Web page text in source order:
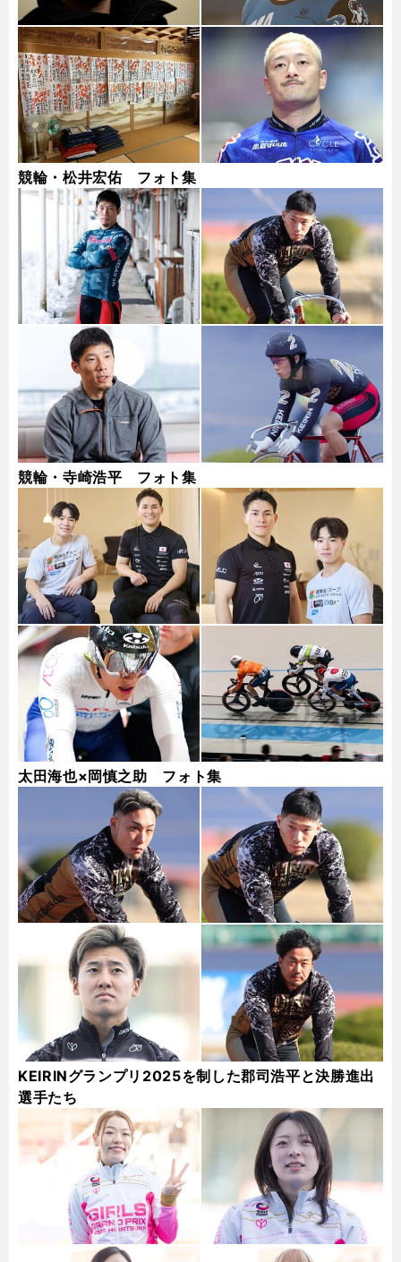
競輪・松井宏佑 フォト集
競輪・寺崎浩平 フォト集
太田海也×岡慎之助 フォト集
KEIRINグランプリ2025を制した郡司浩平と決勝進出
選手たち